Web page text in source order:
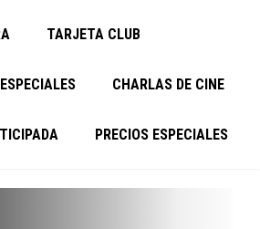
TARJETA CLUB
CHARLAS DE CINE
PRECIOS ESPECIALES